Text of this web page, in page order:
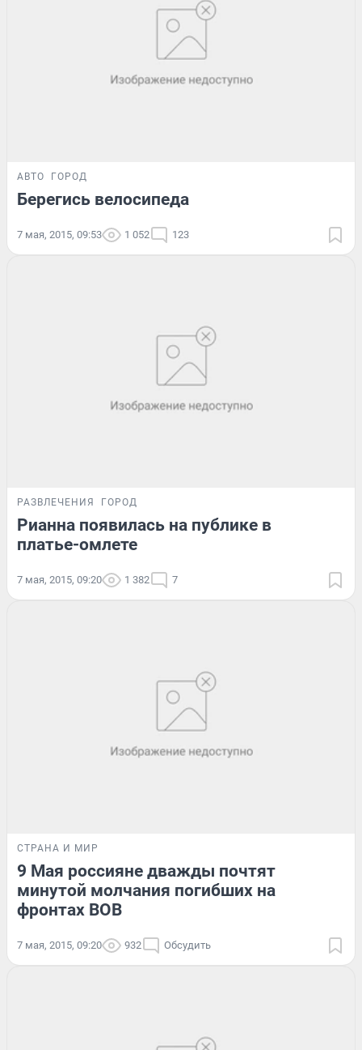
АВТО ГОРОД
Берегись велосипеда
7 мая, 2015, 09:53 1 052 123
РАЗВЛЕЧЕНИЯ ГОРОД
Рианна появилась на публике в
платье-омлете
7 мая, 2015, 09:20 1 382 7
СТРАНА И МИР
9 Мая россияне дважды почтят
минутой молчания погибших на
фронтах ВОВ
7 мая, 2015, 09:20 932 Обсудить